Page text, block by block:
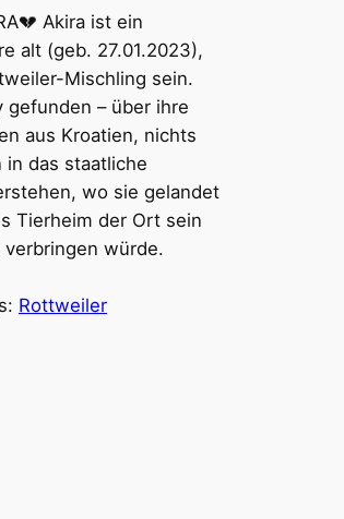
Akira ist ein
alt (geb. 27.01.2023),
Mischling sein.
– über ihre
aus Kroatien, nichts
in das staatliche
wo sie gelandet
Tierheim der Ort sein
würde.
Rottweiler